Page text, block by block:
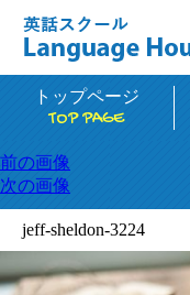
トップページ
TOP PAGE
前の画像
次の画像
jeff-sheldon-3224